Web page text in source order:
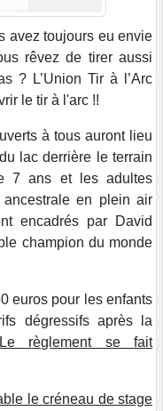
avez toujours eu envie
rêvez de tirer aussi
? L’Union Tir à l’Arc
le tir à l'arc !!
à tous auront lieu
lac derrière le terrain
7 ans et les adultes
en plein air
encadrés par David
champion du monde
euros pour les enfants
dégressifs après la
Le règlement se fait
le créneau de stage